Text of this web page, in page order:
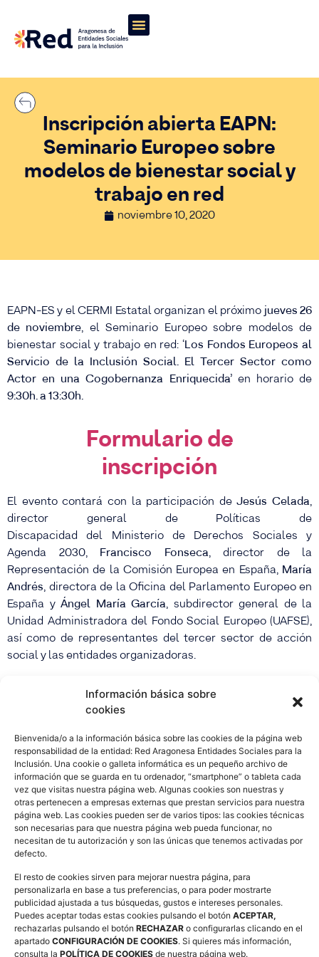
Información básica sobre
cookies
Bienvenida/o a la información básica sobre las cookies de la página web
responsabilidad de la entidad: Red Aragonesa Entidades Sociales para la
Inclusión. Una cookie o galleta informática es un pequeño archivo de
información que se guarda en tu ordenador, “smartphone” o tableta cada
vez que visitas nuestra página web. Algunas cookies son nuestras y
otras pertenecen a empresas externas que prestan servicios para nuestra
página web. Las cookies pueden ser de varios tipos: las cookies técnicas
son necesarias para que nuestra página web pueda funcionar, no
necesitan de tu autorización y son las únicas que tenemos activadas por
defecto.
El resto de cookies sirven para mejorar nuestra página, para
personalizarla en base a tus preferencias, o para poder mostrarte
publicidad ajustada a tus búsquedas, gustos e intereses personales.
Puedes aceptar todas estas cookies pulsando el botón ACEPTAR,
rechazarlas pulsando el botón RECHAZAR o configurarlas clicando en el
apartado CONFIGURACIÓN DE COOKIES. Si quieres más información,
consulta la POLÍTICA DE COOKIES de nuestra página web.
Inscripción abierta EAPN:
Seminario Europeo sobre
modelos de bienestar social y
trabajo en red
noviembre 10, 2020
EAPN-ES y el CERMI Estatal organizan el próximo jueves 26
de noviembre , el Seminario Europeo sobre modelos de
bienestar social y trabajo en red: ‘ Los Fondos Europeos al
Servicio de la Inclusión Social. El Tercer Sector como
Actor en una Cogobernanza Enriquecida’en horario de
9:30h. a 13:30h.
Formulario de
inscripción
El evento contará con la participación deJesús Celada,
director general de Políticas de
Discapacidad
del
Ministerio de Derechos Sociales y
Agenda 2030,
Francisco Fonseca, director de la
Representación de la Comisión Europea en España, María
Andrés, directora de la Oficina del Parlamento Europeo en
España yÁngel María García, subdirector general de la
Unidad Administradora del Fondo Social Europeo (UAFSE),
así como de representantes del tercer sector de acción
social y las entidades organizadoras.
diálogo dedicado a informar sobre la importancia que tiene
financiación europea para dar una respuesta a la
situación de crisis actual, especialmente en el nuevo
periodo de programación 2021-2027. Asimismo, se
profundizará en la contribución del Tercer Sector a la
mejor aplicación de los fondos comunitariosen el marco
del Programa Operativo de Inclusión Social y Economía
Social (POISES).
Entradas relacionadas
ANTERIOR
Inscripciones · Taller pobreza energética
SIGUIENTE